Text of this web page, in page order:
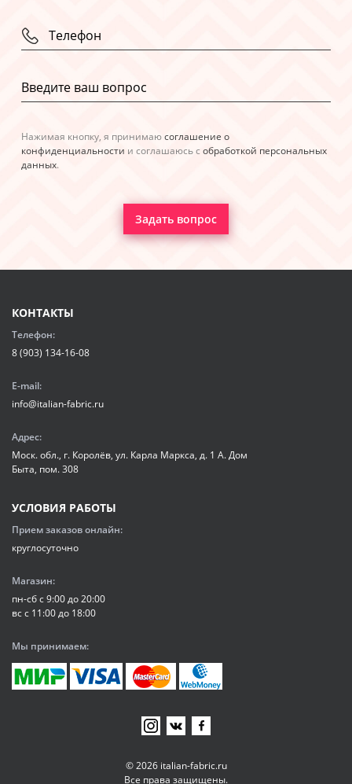
Нажимая кнопку, я принимаюсоглашение о
конфиденциальности и соглашаюсь с обработкой персональных
данных.
Задать вопрос
© 2026 italian-fabric.ru
Все права защищены.
КОНТАКТЫ
Телефон:
8 (903) 134-16-08
E-mail:
info@italian-fabric.ru
Адрес:
Моск. обл., г. Королёв, ул. Карла Маркса, д. 1 А. Дом
Быта, пом. 308
УСЛОВИЯ РАБОТЫ
Прием заказов онлайн:
круглосуточно
Магазин:
пн-сб с 9:00 до 20:00
вс с 11:00 до 18:00
Мы принимаем: